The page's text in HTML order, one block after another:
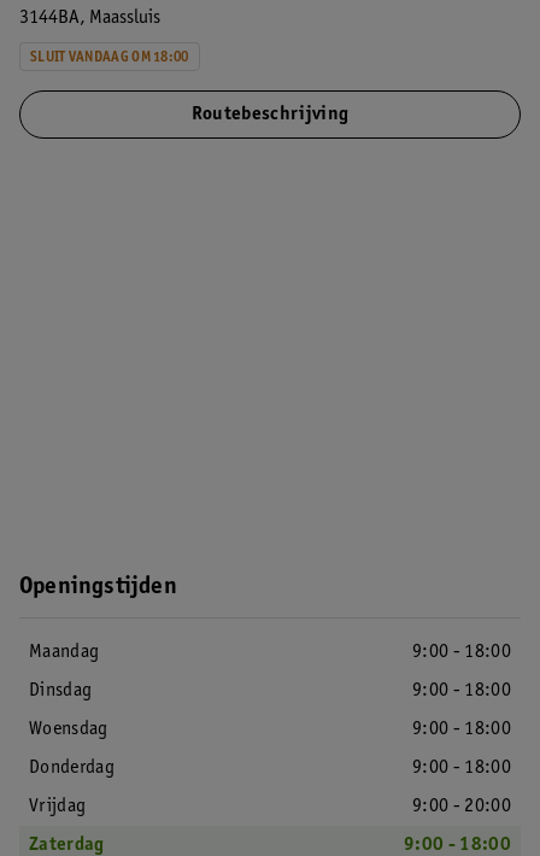
3144BA
Maassluis
SLUIT VANDAAG OM 18:00
Routebeschrijving
Openingstijden
Maandag
9:00 - 18:00
Dinsdag
9:00 - 18:00
Woensdag
9:00 - 18:00
Donderdag
9:00 - 18:00
Vrijdag
9:00 - 20:00
Zaterdag
9:00 - 18:00